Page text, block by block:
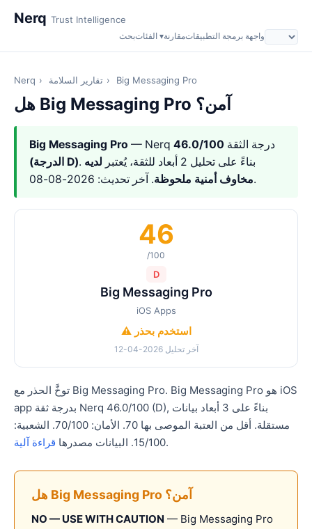
Nerq Trust Intelligence
بحث الفئات ▾مقارنةواجهة برمجة التطبيقات
Nerq › تقارير السلامة › Big Messaging Pro
هل Big Messaging Pro آمن؟
Big Messaging Pro — Nerq درجة الثقة 46.0/100
(الدرجة D)
. بناءً على تحليل 2 أبعاد للثقة، يُعتبر
لديه
مخاوف أمنية ملحوظة. آخر تحديث: 2026-08-08.
46
/100
D
Big Messaging Pro
iOS Apps
⚠️ استخدم بحذر
آخر تحليل 2026-04-12
توخَّ الحذر مع Big Messaging Pro. Big Messaging Pro هو iOS
app بدرجة ثقة Nerq 46.0/100 (D), بناءً على 3 أبعاد بيانات
مستقلة. أقل من العتبة الموصى بها 70. الأمان: 70/100. الشعبية:
15/100. البيانات مصدرها
قراءة آلية .
هل Big Messaging Pro آمن؟
NO — USE WITH CAUTION — Big Messaging Pro